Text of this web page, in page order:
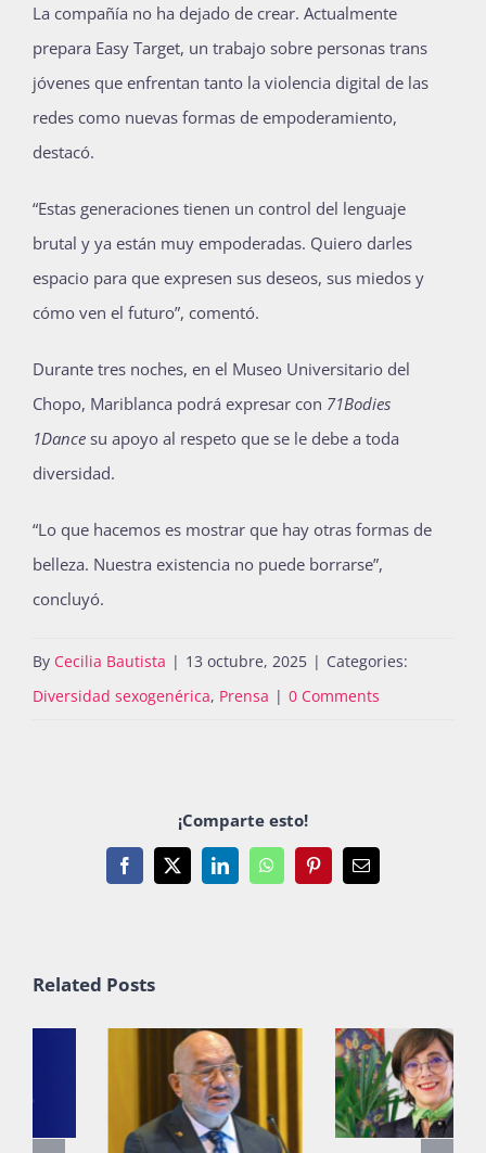
La compañía no ha dejado de crear. Actualmente
prepara Easy Target, un trabajo sobre personas trans
jóvenes que enfrentan tanto la violencia digital de las
redes como nuevas formas de empoderamiento,
destacó.
“Estas generaciones tienen un control del lenguaje
brutal y ya están muy empoderadas. Quiero darles
espacio para que expresen sus deseos, sus miedos y
cómo ven el futuro”, comentó.
Durante tres noches, en el Museo Universitario del
Chopo, Mariblanca podrá expresar con 71Bodies
1Dance su apoyo al respeto que se le debe a toda
diversidad.
“Lo que hacemos es mostrar que hay otras formas de
belleza. Nuestra existencia no puede borrarse”,
concluyó.
By Cecilia Bautista | 13 octubre, 2025 | Categories:
Diversidad sexogenérica, Prensa | 0 Comments
¡Comparte esto!
Facebook
X LinkedInWhatsAppPinterestEmail
Related Posts